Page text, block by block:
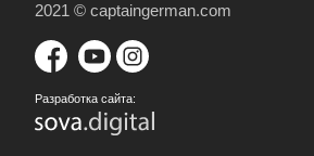
2021 © captaingerman.com
Разработка сайта: